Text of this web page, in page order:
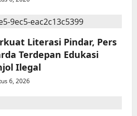
Literasi Pindar, Pers
Terdepan Edukasi
Ilegal
6, 2026